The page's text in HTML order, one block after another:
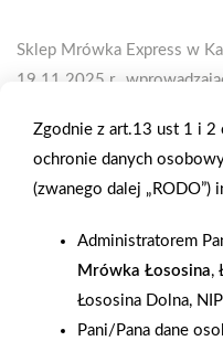
Sklep Mrówka Express w
19.11.2025 r.,
convenience. Za
sprawdzony Partner Grupy
PSB Mrówka i placówek
Zgodnie z art.13 ust 1 i 2
ochronie danych
(zwanego dalej „RODO”)
Administratorem
Mrówka Łososina,
Łososina Dolna,
Pani/Pana dane